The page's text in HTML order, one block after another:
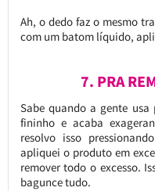
Ah, o dedo faz o mesmo
com um batom líquido,
7. PRA
Sabe quando a gente
fininho e acaba
resolvo isso
apliquei o produto em
remover todo o excesso.
bagunce tudo.